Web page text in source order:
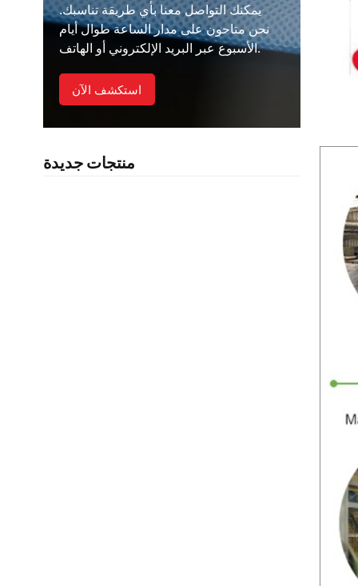
يمكنك التواصل معنا بأي طريقة تناسبك.
نحن متاحون على مدار الساعة طوال أيام
الأسبوع عبر البريد الإلكتروني أو الهاتف.
استكشف الآن
منتجات جديدة